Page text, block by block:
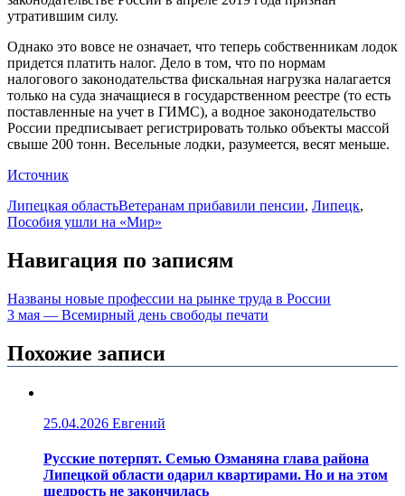
утратившим силу.
Однако это вовсе не означает, что теперь собственникам лодок
придется платить налог. Дело в том, что по нормам
налогового законодательства фискальная нагрузка налагается
только на суда значащиеся в государственном реестре (то есть
поставленные на учет в ГИМС), а водное законодательство
России предписывает регистрировать только объекты массой
свыше 200 тонн. Весельные лодки, разумеется, весят меньше.
Источник
Липецкая областьВетеранам прибавили пенсии, Липецк,
Пособия ушли на «Мир»
Навигация по записям
Названы новые профессии на рынке труда в России
3 мая — Всемирный день свободы печати
Похожие записи
25.04.2026 Евгений
Русские потерпят. Семью Озманяна глава района
Липецкой области одарил квартирами. Но и на этом
щедрость не закончилась